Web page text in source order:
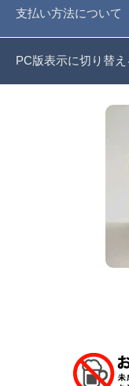
支払い方法について
PC版表示に切り替え